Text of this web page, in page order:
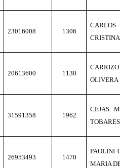
23016008 1306
20613600 1130
OLIVERA
31591358 1962
CEJAS
26953493 1470
PAOLINI
MARIA